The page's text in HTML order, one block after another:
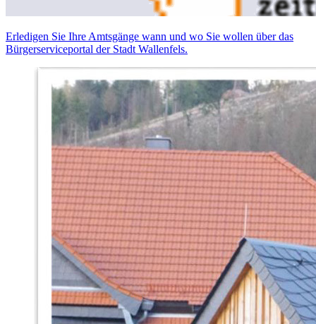
Erledigen Sie Ihre Amtsgänge wann und wo Sie wollen über das
Bürgerserviceportal der Stadt Wallenfels.